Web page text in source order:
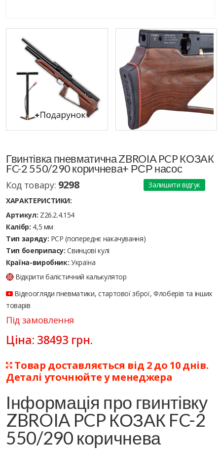
Гвинтівка пневматична ZBROIA PCP КОЗАК
FC-2 550/290 коричнева+ РСР насос
Код товару: 9298
Залишити відгук
ХАРАКТЕРИСТИКИ:
Артикул: Z26.2.4.154
Калібр: 4,5 мм
Тип заряду: PCP (попереднє накачування)
Тип боеприпасу: Cвинцові кулі
Країна-виробник: Україна
Відкрити балістичний калькулятор
Відеоогляди пневматики, стартової зброї, Флоберів та інших
товарів
Під замовлення
Ціна: 38493 грн.
Товар доставляється від 2 до 10 днів.
Деталі уточнюйте у менеджера
Інформація про гвинтівку
ZBROIA PCP КОЗАК FC-2
550/290 коричнева